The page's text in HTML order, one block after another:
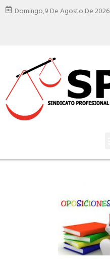
Domingo,9 De Agosto De 2026